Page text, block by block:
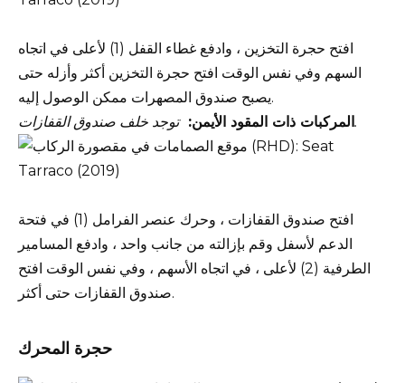
افتح حجرة التخزين ، وادفع غطاء القفل (1) لأعلى في اتجاه
السهم وفي نفس الوقت افتح حجرة التخزين أكثر وأزله حتى
يصبح صندوق المصهرات ممكن الوصول إليه.
المركبات ذات المقود الأيمن:توجد خلف صندوق القفازات.
افتح صندوق القفازات ، وحرك عنصر الفرامل (1) في فتحة
الدعم لأسفل وقم بإزالته من جانب واحد ، وادفع المسامير
الطرفية (2) لأعلى ، في اتجاه الأسهم ، وفي نفس الوقت افتح
صندوق القفازات حتى أكثر.
حجرة المحرك